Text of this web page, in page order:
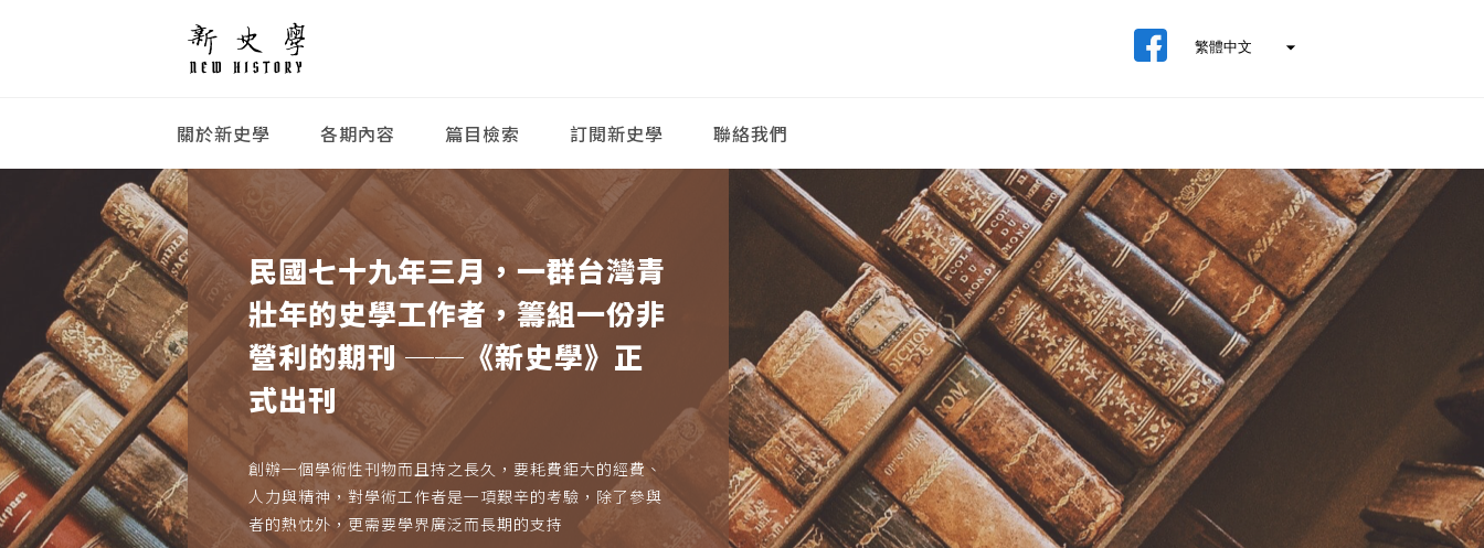
關於新史學 各期內容 篇目檢索 訂閱新史學 聯絡我們
民國七十九年三月，一群台灣青
壯年的史學工作者，籌組一份非
營利的期刊 ──《新史學》正
式出刊
創辦一個學術性刊物而且持之長久，要耗費鉅大的經費、
人力與精神，對學術工作者是一項艱辛的考驗，除了參與
者的熱忱外，更需要學界廣泛而長期的支持